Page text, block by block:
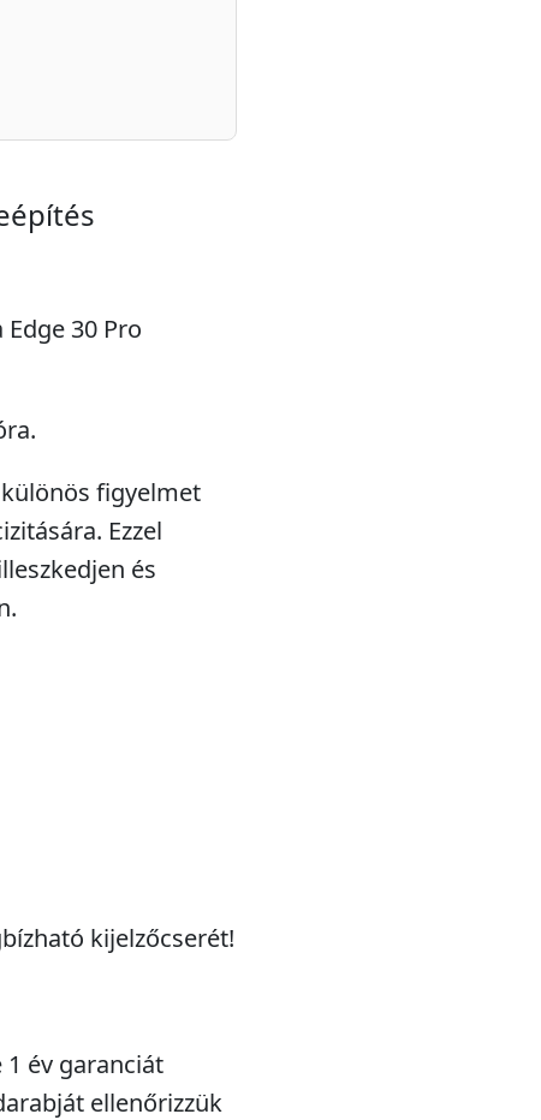
30 Pro
figyelmet
Ezzel
és
kijelzőcserét!
év garanciát
ellenőrizzük